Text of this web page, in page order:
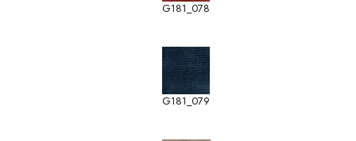
G181_078
G181_079